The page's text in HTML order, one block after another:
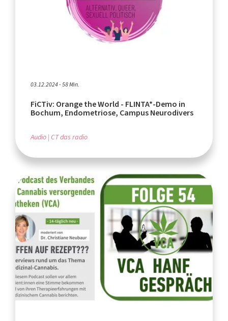
03.12.2024 - 58 Min.
FiCTiv: Orange the World - FLINTA*-Demo in
Bochum, Endometriose, Campus Neurodivers
Audio CT das radio